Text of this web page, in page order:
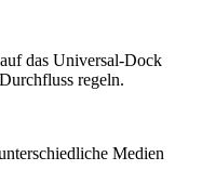
das Universal-Dock
regeln.
Medien